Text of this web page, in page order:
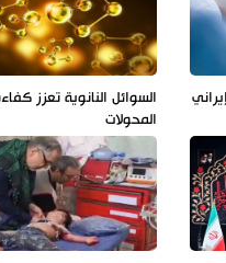
السوائل النانوية تعزز
المحولات